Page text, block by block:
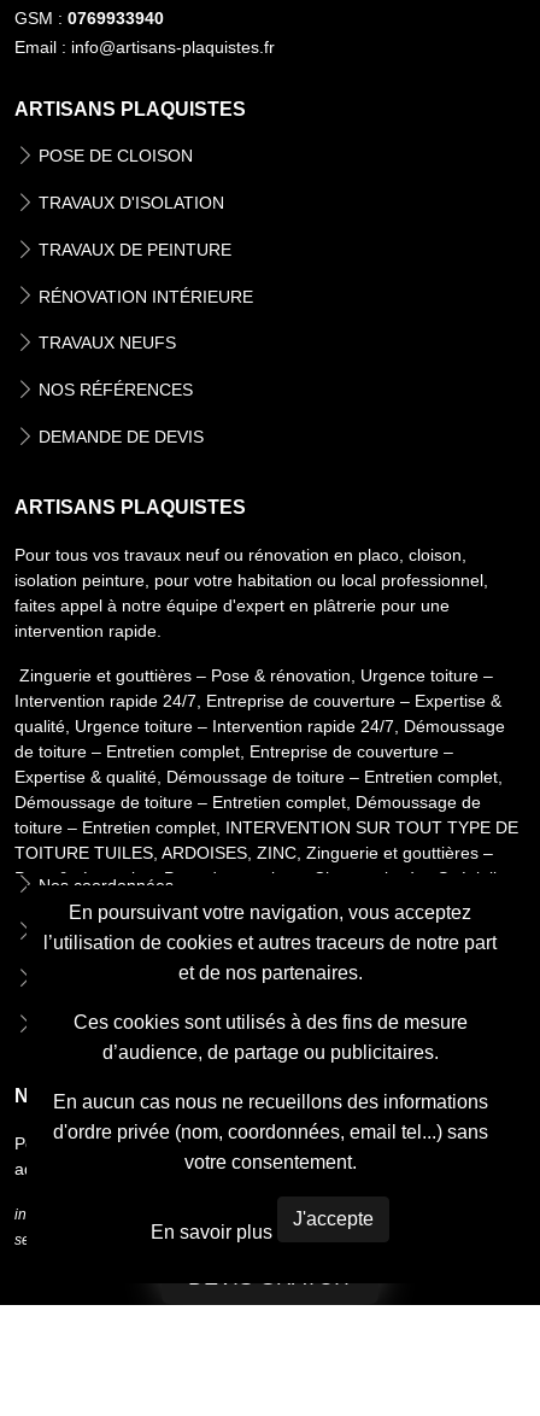
GSM : 0769933940
Email : info@artisans-plaquistes.fr
ARTISANS PLAQUISTES
POSE DE CLOISON
TRAVAUX D'ISOLATION
TRAVAUX DE PEINTURE
RÉNOVATION INTÉRIEURE
TRAVAUX NEUFS
NOS RÉFÉRENCES
DEMANDE DE DEVIS
ARTISANS PLAQUISTES
Pour tous vos travaux neuf ou rénovation en placo, cloison,
isolation peinture, pour votre habitation ou local professionnel,
faites appel à notre équipe d'expert en plâtrerie pour une
intervention rapide.
Zinguerie et gouttières – Pose & rénovation, Urgence toiture –
Intervention rapide 24/7, Entreprise de couverture – Expertise &
qualité, Urgence toiture – Intervention rapide 24/7, Démoussage
de toiture – Entretien complet, Entreprise de couverture –
Expertise & qualité, Démoussage de toiture – Entretien complet,
Démoussage de toiture – Entretien complet, Démoussage de
toiture – Entretien complet, INTERVENTION SUR TOUT TYPE DE
TOITURE TUILES, ARDOISES, ZINC, Zinguerie et gouttières –
Pose & rénovation,Pose de carrelage
Charpentier à – Spécialiste
en charpentes traditionnelles et industrielles,Entreprise de
couverture – Expertise & qualité
Travaux de toiture – Tous types
de toits,Démoussage de toiture – Entretien complet ,Zinguerie et
gouttières – Pose & rénovation, Paysagiste professionnel pour vos
de toits
,Zinguerie et gouttières – Pose & rénovation
Nos coordonnées
Rejoignez notre Équipe
Admin
Newsletter
Pour recevoir notre newsletter bi-mensuelle laissez nous votre
adresse email.
inscription gratuite et sans engagement, vous ne recevez qu'un mail par
semaine maximum.
DEVIS GRATUIT
En poursuivant votre navigation, vous acceptez
l’utilisation de cookies et autres traceurs de notre part
et de nos partenaires.
Ces cookies sont utilisés à des fins de mesure
d’audience, de partage ou publicitaires.
En aucun cas nous ne recueillons des informations
d'ordre privée (nom, coordonnées, email tel...) sans
votre consentement.
En savoir plus
J'accepte